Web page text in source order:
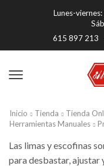
Lunes-
615 897 213
Inicio Tienda Tienda
Herramientas Manuales
Las limas y escofinas
para desbastar,